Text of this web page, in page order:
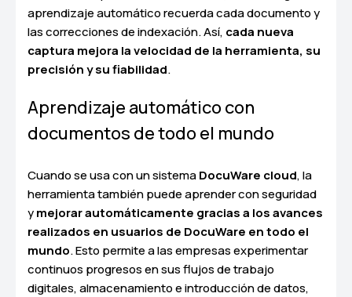
aprendizaje automático recuerda cada documento y
las correcciones de indexación. Así, cada nueva
captura mejora la velocidad de la herramienta, su
precisión y su fiabilidad.
Aprendizaje automático con
documentos de todo el mundo
Cuando se usa con un sistemaDocuWare cloud, la
herramienta también puede aprender con seguridad
ymejorar automáticamente gracias a los avances
realizados en usuarios de DocuWare en todo el
mundo. Esto permite a las empresas experimentar
continuos progresos en sus flujos de trabajo
digitales, almacenamiento e introducción de datos,